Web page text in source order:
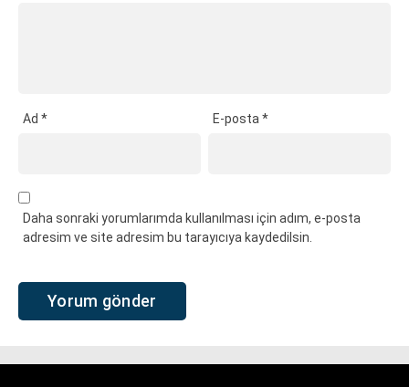
Ad * E-posta*
Daha sonraki yorumlarımda kullanılması için adım, e-posta
adresim ve site adresim bu tarayıcıya kaydedilsin.